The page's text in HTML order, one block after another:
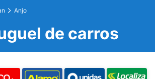
Anjo
de carros